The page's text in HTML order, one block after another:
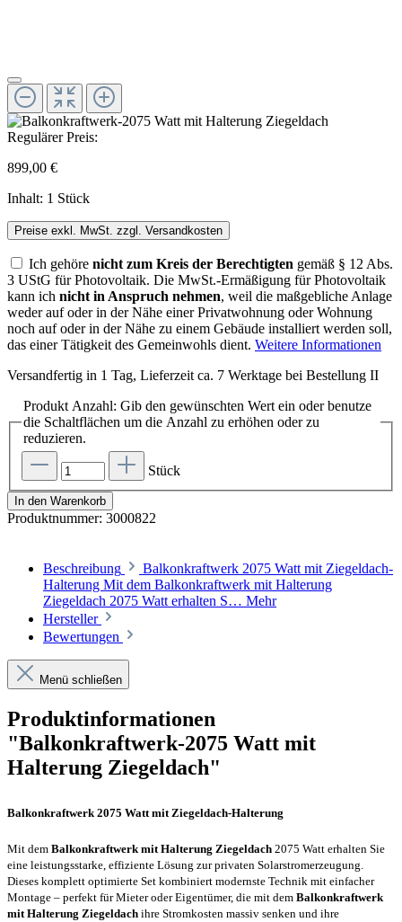
Regulärer Preis:
899,00 €
Inhalt: 1 Stück
Preise exkl. MwSt. zzgl. Versandkosten
Ich gehöre nicht zum Kreis der Berechtigten gemäß § 12 Abs.
3 UStG für Photovoltaik. Die MwSt.-Ermäßigung für Photovoltaik
kann ich nicht in Anspruch nehmen, weil die maßgebliche Anlage
weder auf oder in der Nähe einer Privatwohnung oder Wohnung
noch auf oder in der Nähe zu einem Gebäude installiert werden soll,
das einer Tätigkeit des Gemeinwohls dient. Weitere Informationen
Versandfertig in 1 Tag, Lieferzeit ca. 7 Werktage bei Bestellung II
Produkt Anzahl: Gib den gewünschten Wert ein oder benutze
die Schaltflächen um die Anzahl zu erhöhen oder zu
reduzieren.
Stück
In den Warenkorb
Produktnummer: 3000822
Beschreibung
Balkonkraftwerk 2075 Watt mit Ziegeldach-
Halterung Mit dem Balkonkraftwerk mit Halterung
Ziegeldach 2075 Watt erhalten S… Mehr
Hersteller
Bewertungen
Menü schließen
Produktinformationen
"Balkonkraftwerk-2075 Watt mit
Halterung Ziegeldach"
Balkonkraftwerk 2075 Watt mit Ziegeldach-Halterung
Mit dem Balkonkraftwerk mit Halterung Ziegeldach 2075 Watt erhalten Sie
eine leistungsstarke, effiziente Lösung zur privaten Solarstromerzeugung.
Dieses komplett optimierte Set kombiniert modernste Technik mit einfacher
Montage – perfekt für Mieter oder Eigentümer, die mit dem Balkonkraftwerk
mit Halterung Ziegeldach ihre Stromkosten massiv senken und ihre